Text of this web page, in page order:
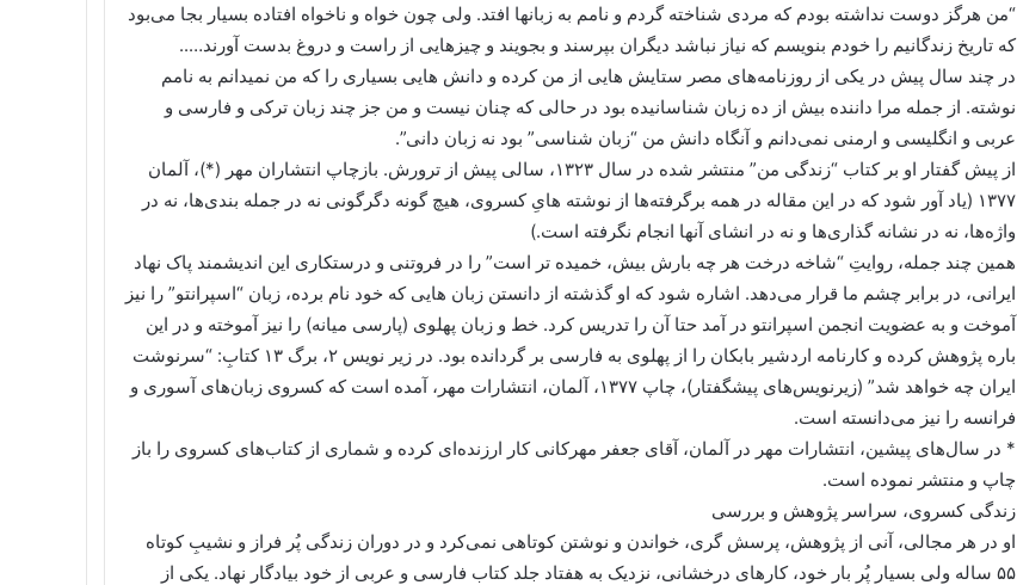
“من هرگز دوست نداشته بودم که مردی شناخته گردم و نامم به زبانها افتد. ولی چون خواه و ناخواه افتاده بسیار بجا می‌بود
که تاریخ زندگانیم را خودم بنویسم که نیاز نباشد دیگران بپرسند و بجویند و چیزهایی از راست و دروغ بدست آورند…..
در چند سال پیش در یکی از روزنامه‌های مصر ستایش هایی از من کرده و دانش هایی بسیاری را که من نمیدانم به نامم
نوشته. از جمله مرا داننده بیش از ده زبان شناسانیده بود در حالی که چنان نیست و من جز چند زبان ترکی و فارسی و
عربی و انگلیسی و ارمنی نمی‌دانم و آنگاه دانش من “زبان شناسی” بود نه زبان دانی”.
از پیش گفتار او بر کتاب “زندگی من” منتشر شده در سال ۱۳۲۳، سالی پیش از ترورش. بازچاپ انتشاران مهر (*)، آلمان
۱۳۷۷ (یاد آور شود که در این مقاله در همه برگرفته‌ها از نوشته هایِ کسروی، هیچ گونه دگرگونی نه در جمله بندی‌ها، نه در
واژه‌ها، نه در نشانه گذاری‌ها و نه در انشای آنها انجام نگرفته است.)
همین چند جمله، روایتِ “شاخه درخت هر چه بارش بیش، خمیده تر است” را در فروتنی و درستکاری این اندیشمند پاک نهاد
ایرانی، در برابر چشم ما قرار می‌دهد. اشاره شود که او گذشته از دانستن زبان هایی که خود نام برده، زبان “اسپرانتو” را نیز
آموخت و به عضویت انجمن اسپرانتو در آمد حتا آن را تدریس کرد. خط و زبان پهلوی (پارسی میانه) را نیز آموخته و در این
باره پژوهش کرده و کارنامه اردشیر بابکان را از پهلوی به فارسی بر گردانده بود. در زیر نویس ۲، برگ ۱۳ کتابِ: “سرنوشت
ایران چه خواهد شد” (زیرنویس‌های پیشگفتار)، چاپ ۱۳۷۷، آلمان، انتشارات مهر، آمده است که کسروی زبان‌های آسوری و
فرانسه را نیز می‌دانسته است.
* در سال‌های پیشین، انتشارات مهر در آلمان، آقای جعفر مهرکانی کار ارزنده‌ای کرده و شماری از کتاب‌های کسروی را باز
چاپ و منتشر نموده است.
زندگی کسروی، سراسر پژوهش و بررسی
او در هر مجالی، آنی از پژوهش، پرسش گری، خواندن و نوشتن کوتاهی نمی‌کرد و در دوران زندگی پُر فراز و نشیبِ کوتاه
۵۵ ساله ولی بسیار پُر بار خود، کارهای درخشانی، نزدیک به هفتاد جلد کتاب فارسی و عربی از خود بیادگار نهاد. یکی از